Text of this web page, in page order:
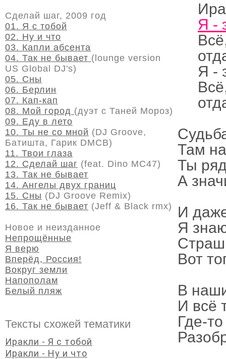
Я -
Я -
Там
Ты
А
И
Я
Вот
В
И всё
Где-
Сделай шаг, 2009 год
01. Я с тобой
02. Ну и что
03. Капли абсента
04. Так не бывает (lounge version
US Global DJ's)
05. Сны
06. Берлин
07. Кап-кап
08. Мой город (дуэт с Таней Мороз)
09. Еду в лето
10. Ты не со мной (DJ Groove,
Батишта, Гарик DMCB)
11. Твои глаза
12. Сделай шаг (feat. Dino MC47)
13. Так не бывает
14. Ангелы двух границ
15. Сны (DJ Groove Remix)
16. Так не бывает (Jeff & Black rmx)
Новое и неизданное
Непрощённые
Я верю
Вперёд, Россия!
Вокруг земли
Напополам
Белый пляж
Тексты схожей тематики
Иракли - Я с тобой
Иракли - Ну и что